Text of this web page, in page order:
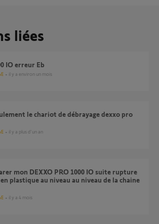
liées
IO erreur Eb
il y a environ un mois
il y a plus d'un an
plastique au niveau au niveau de la chaine
il y a 4 mois